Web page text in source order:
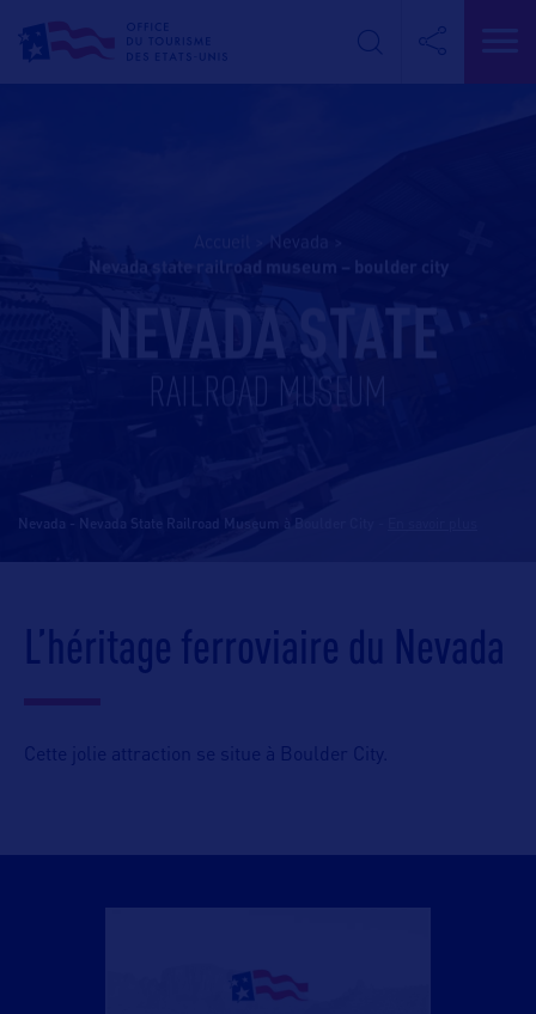
nevada state railroad museum – boulder city
NEVADA STATE
RAILROAD MUSEUM
Nevada - Nevada State Railroad Museum à Boulder City
L’héritage ferroviaire du Nevada
Cette jolie attraction se situe à Boulder City.